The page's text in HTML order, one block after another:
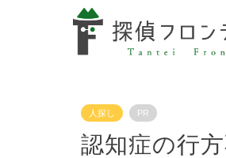
人探し PR
認知症の行